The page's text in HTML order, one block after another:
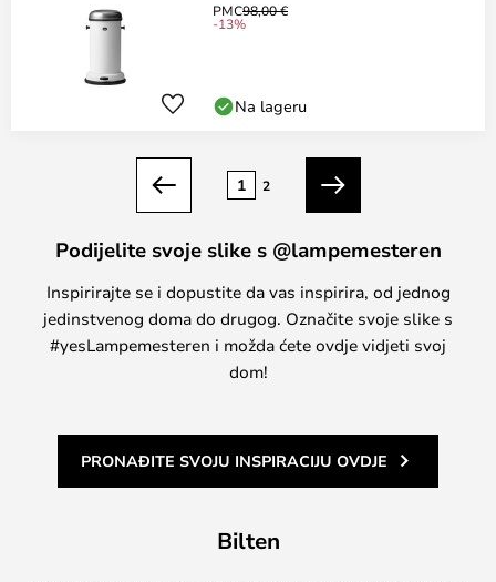
PMC98,00 €
-13%
Na lageru
Prethodno
1 2
Sljedeći
Podijelite svoje slike s @lampemesteren
Inspirirajte se i dopustite da vas inspirira, od jednog
jedinstvenog doma do drugog. Označite svoje slike s
#yesLampemesteren i možda ćete ovdje vidjeti svoj
dom!
PRONAĐITE SVOJU INSPIRACIJU OVDJE
Bilten